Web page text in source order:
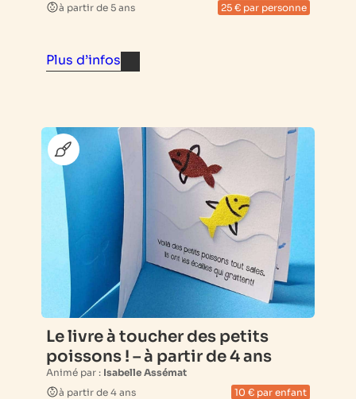
à partir de 5 ans
25 € par personne
Plus d’infos
Le livre à toucher des petits
poissons ! – à partir de 4 ans
Animé par : Isabelle Assémat
à partir de 4 ans
10 € par enfant